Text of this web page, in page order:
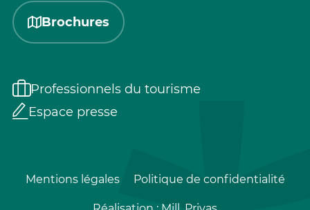
Brochures
Professionnels du tourisme
Espace presse
Mentions légales Politique de confidentialité